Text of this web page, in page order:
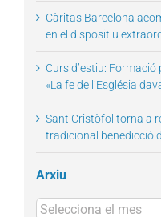
Càritas Barcelona
en el dispositiu
Curs d’estiu:
«La fe de l’Església
Sant Cristòfol torna a
tradicional benedicció
Arxiu
Arxius